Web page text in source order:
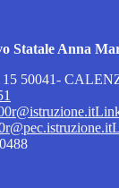
Statale Anna
15 50041-